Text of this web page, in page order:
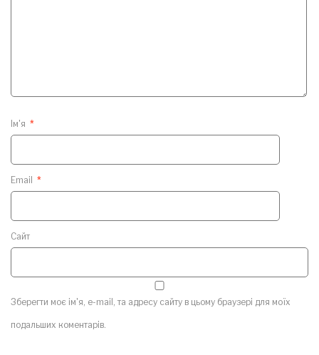
Ім'я *
Email *
Сайт
Зберегти моє ім'я, e-mail, та адресу сайту в цьому браузері для моїх
подальших коментарів.